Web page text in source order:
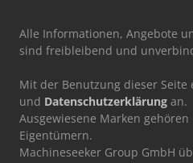
Alle Informationen, Angebote
sind freibleibend und
Mit der Benutzung dieser Seite
und Datenschutzerklärung an.
Ausgewiesene Marken
Eigentümern.
Machineseeker Group GmbH